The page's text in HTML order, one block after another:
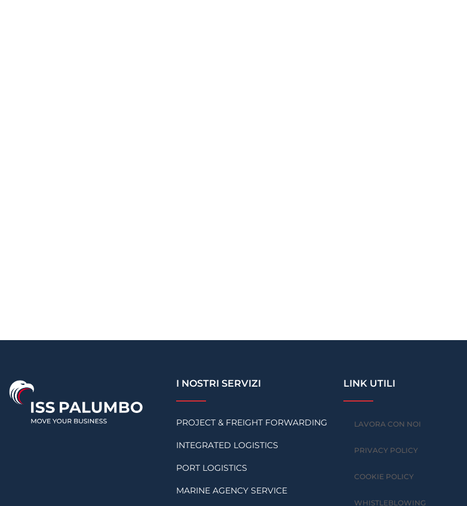
I NOSTRI SERVIZI
PROJECT & FREIGHT FORWARDING
INTEGRATED LOGISTICS
PORT LOGISTICS
MARINE AGENCY SERVICE
LINK UTILI
LAVORA CON NOI
PRIVACY POLICY
COOKIE POLICY
WHISTLEBLOWING